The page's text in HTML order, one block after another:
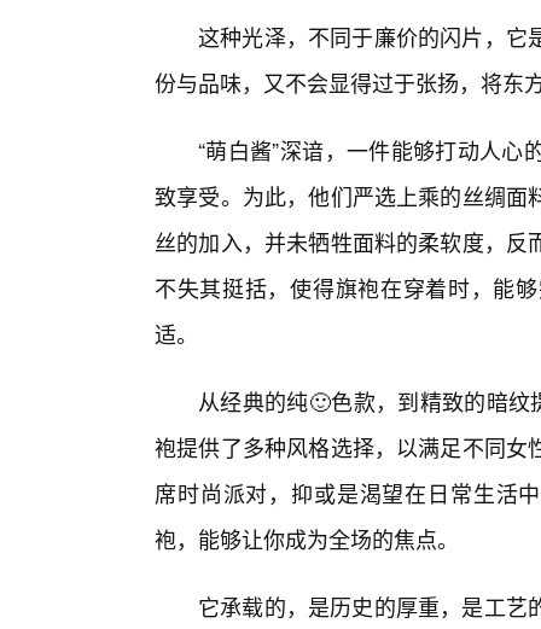
这种光泽，不同于廉价的闪片，它
份与品味，又不会显得过于张扬，将东
“萌白酱”深谙，一件能够打动人
致享受。为此，他们严选上乘的丝绸
丝的加入，并未牺牲面料的柔软度，
不失其挺括，使得旗袍在穿着时，能
适。
从经典的纯🙂色款，到精致的暗纹
袍提供了多种风格选择，以满足不同
席时尚派对，抑或是渴望在日常生活
袍，能够让你成为全场的焦点。
它承载的，是历史的厚重，是工